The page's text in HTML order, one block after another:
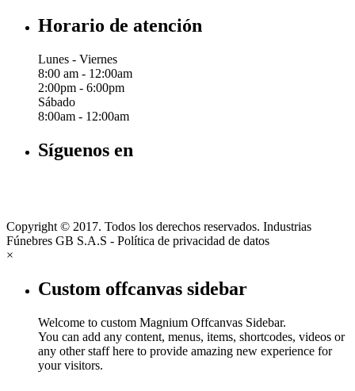
Horario de atención
Lunes - Viernes
8:00 am - 12:00am
2:00pm - 6:00pm
Sábado
8:00am - 12:00am
Síguenos en
Copyright © 2017. Todos los derechos reservados. Industrias
Fúnebres GB S.A.S - Política de privacidad de datos
×
Custom offcanvas sidebar
Welcome to custom Magnium Offcanvas Sidebar.
You can add any content, menus, items, shortcodes, videos or
any other staff here to provide amazing new experience for
your visitors.